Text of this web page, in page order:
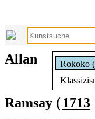
Rokoko
Allan
Ramsay (1713